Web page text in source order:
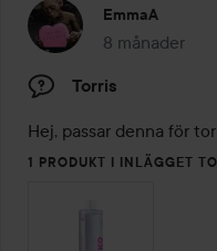
EmmaA
8 månader
Inlägget
Torris
Hej, passar denna för
1 PRODUKT I INLÄGGET